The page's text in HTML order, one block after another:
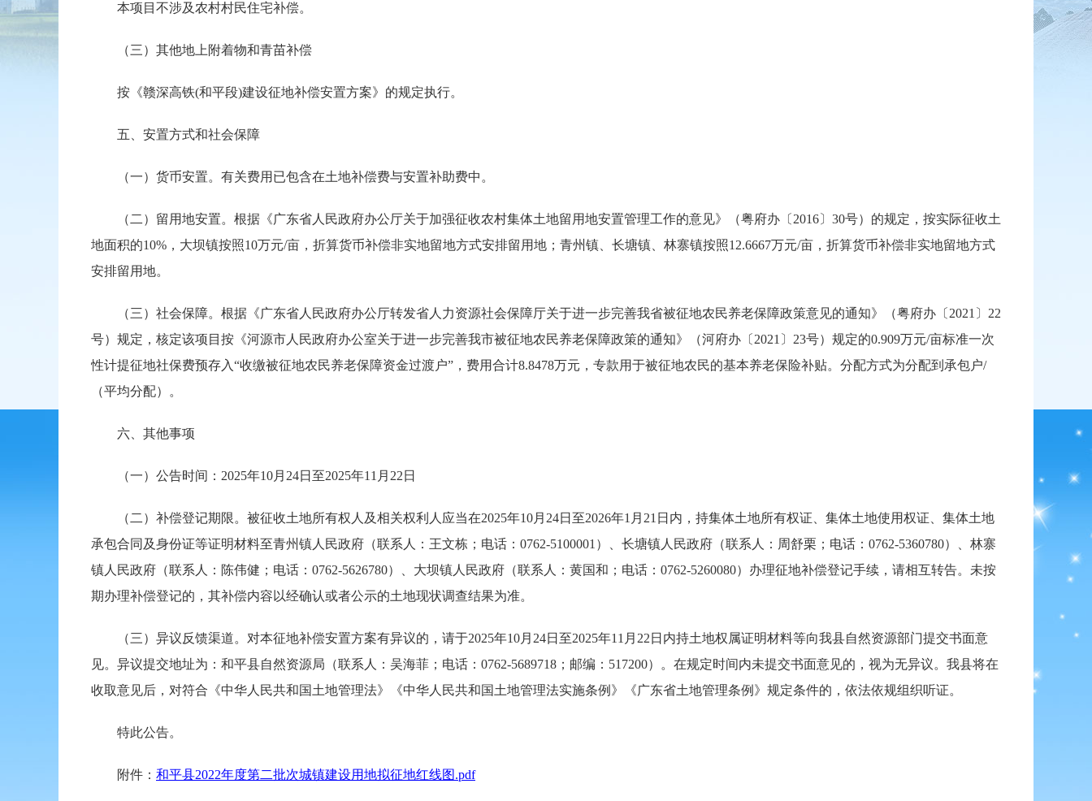
本项目不涉及农村村民住宅补偿。
（三）其他地上附着物和青苗补偿
按《赣深高铁(和平段)建设征地补偿安置方案》的规定执行。
五、安置方式和社会保障
（一）货币安置。有关费用已包含在土地补偿费与安置补助费中。
（二）留用地安置。根据《广东省人民政府办公厅关于加强征收农村集体土地留用地安置管理工作的意见》（粤府办〔2016〕30号）的规定，按实际征收土
地面积的10%，大坝镇按照10万元/亩，折算货币补偿非实地留地方式安排留用地；青州镇、长塘镇、林寨镇按照12.6667万元/亩，折算货币补偿非实地留地方式
安排留用地。
（三）社会保障。根据《广东省人民政府办公厅转发省人力资源社会保障厅关于进一步完善我省被征地农民养老保障政策意见的通知》（粤府办〔2021〕22
号）规定，核定该项目按《河源市人民政府办公室关于进一步完善我市被征地农民养老保障政策的通知》（河府办〔2021〕23号）规定的0.909万元/亩标准一次
性计提征地社保费预存入“收缴被征地农民养老保障资金过渡户”，费用合计8.8478万元，专款用于被征地农民的基本养老保险补贴。分配方式为分配到承包户/
（平均分配）。
六、其他事项
（一）公告时间：2025年10月24日至2025年11月22日
（二）补偿登记期限。被征收土地所有权人及相关权利人应当在2025年10月24日至2026年1月21日内，持集体土地所有权证、集体土地使用权证、集体土地
承包合同及身份证等证明材料至青州镇人民政府（联系人：王文栋；电话：0762-5100001）、长塘镇人民政府（联系人：周舒栗；电话：0762-5360780）、林寨
镇人民政府（联系人：陈伟健；电话：0762-5626780）、大坝镇人民政府（联系人：黄国和；电话：0762-5260080）办理征地补偿登记手续，请相互转告。未按
期办理补偿登记的，其补偿内容以经确认或者公示的土地现状调查结果为准。
（三）异议反馈渠道。对本征地补偿安置方案有异议的，请于2025年10月24日至2025年11月22日内持土地权属证明材料等向我县自然资源部门提交书面意
见。异议提交地址为：和平县自然资源局（联系人：吴海菲；电话：0762-5689718；邮编：517200）。在规定时间内未提交书面意见的，视为无异议。我县将在
收取意见后，对符合《中华人民共和国土地管理法》《中华人民共和国土地管理法实施条例》《广东省土地管理条例》规定条件的，依法依规组织听证。
特此公告。
附件： 和平县2022年度第二批次城镇建设用地拟征地红线图.pdf